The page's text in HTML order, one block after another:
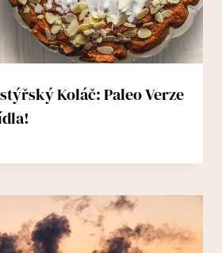
Koláč: Paleo Verze